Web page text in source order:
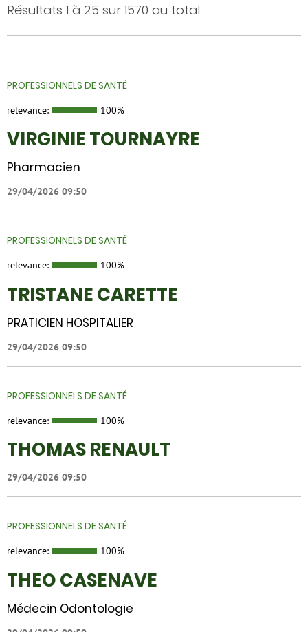
Résultats 1 à 25 sur 1570 au total
PROFESSIONNELS DE SANTÉ
relevance: 100%
VIRGINIE TOURNAYRE
Pharmacien
29/04/2026 09:50
PROFESSIONNELS DE SANTÉ
relevance: 100%
TRISTANE CARETTE
PRATICIEN HOSPITALIER
29/04/2026 09:50
PROFESSIONNELS DE SANTÉ
relevance: 100%
THOMAS RENAULT
29/04/2026 09:50
PROFESSIONNELS DE SANTÉ
relevance: 100%
THEO CASENAVE
Médecin Odontologie